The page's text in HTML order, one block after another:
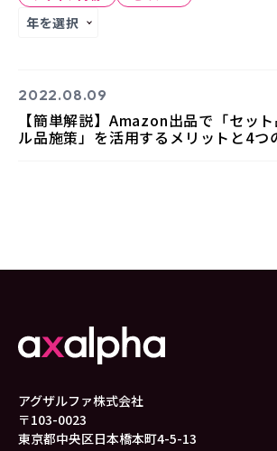
2022.08.09
【簡単解説】Amazon出品で「セッ
ル品施策」を活用するメリットと4つ
アグザルファ株式会社
〒103-0023
東京都中央区日本橋本町4-5-13